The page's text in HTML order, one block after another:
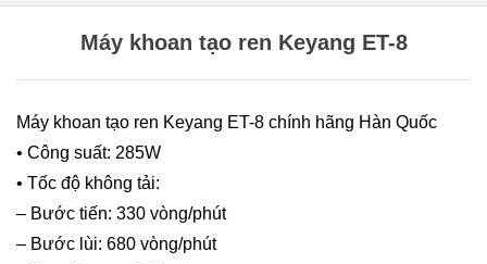
Máy khoan tạo ren Keyang ET-8
Máy khoan tạo ren Keyang ET-8 chính hãng Hàn Quốc
• Công suất: 285W
• Tốc độ không tải:
– Bước tiến: 330 vòng/phút
– Bước lùi: 680 vòng/phút